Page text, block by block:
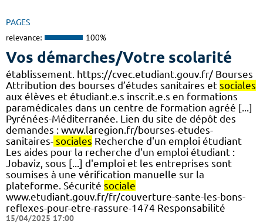
PAGES
relevance: 100%
Vos démarches/Votre scolarité
établissement. https://cvec.etudiant.gouv.fr/ Bourses
Attribution des bourses d’études sanitaires et sociales
aux élèves et étudiant.e.s inscrit.e.s en formations
paramédicales dans un centre de formation agréé [...]
Pyrénées-Méditerranée. Lien du site de dépôt des
demandes : www.laregion.fr/bourses-etudes-
sanitaires- sociales Recherche d'un emploi étudiant
Les aides pour la recherche d'un emploi étudiant :
Jobaviz, sous [...] d'emploi et les entreprises sont
soumises à une vérification manuelle sur la
plateforme. Sécurité sociale
www.etudiant.gouv.fr/fr/couverture-sante-les-bons-
reflexes-pour-etre-rassure-1474 Responsabilité
15/04/2025 17:00